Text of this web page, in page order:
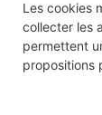
Les cookies
collecter les
permettent
propositions